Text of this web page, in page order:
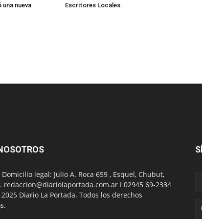
una nueva
Escritores Locales
legal: Julio A. Roca 659 , Esquel, Chubut,
redaccion@diariolaportada.com.ar I 02945 69-2334
Diario La Portada. Todos los derechos